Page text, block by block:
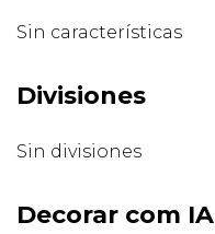
Sin características
Divisiones
Sin divisiones
Decorar com IA